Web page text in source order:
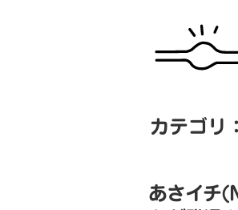
カテゴリ
あさイチ